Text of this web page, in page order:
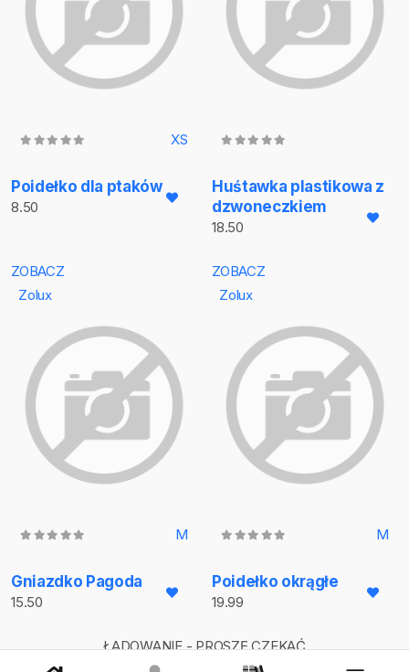
XS
Poidełko dla ptaków
8.50
Huśtawka plastikowa z
dzwoneczkiem
18.50
ZOBACZ
Zolux
M
Gniazdko Pagoda
15.50
ZOBACZ
Zolux
M
Poidełko okrągłe
19.99
ŁADOWANIE - PROSZĘ CZEKAĆ